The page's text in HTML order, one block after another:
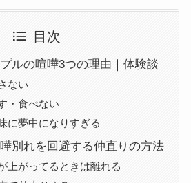
目次
ルの喧嘩3つの理由｜体験談
ない
・食べない
に夢中になりすぎる
別れを回避する仲直りの方法
上がってるときは離れる